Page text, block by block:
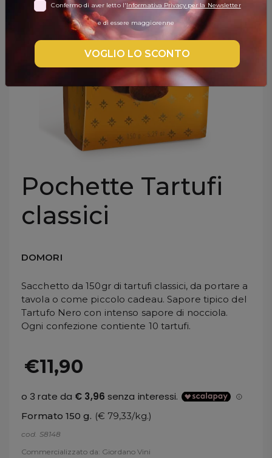
DISPENSA
TUTTO A
Preferiti
Blog
Pochette Tartufi
classici
DOMORI
Sacchetto da 150gr di tartufi classici, da portare a
tavola o come piccolo cadeau. Sapore tipico del
Tartufo Nero con intenso sapore di nocciola.
Ogni confezione contiente 10 tartufi.
€11,90
Formato 150 g. (€ 79,33/kg.)
cod. S8148
Commercializzato da: Giordano Vini
Confermo di aver letto l'Informativa Privacy per la Newsletter
e di essere maggiorenne
VOGLIO LO SCONTO